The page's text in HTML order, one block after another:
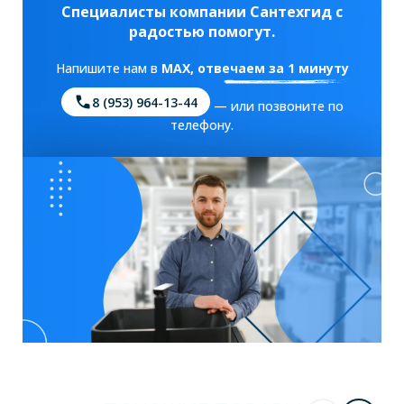
Специалисты компании Сантехгид с
радостью помогут.
Напишите нам в MAX, отвечаем за 1 минуту
8 (953) 964-13-44
— или позвоните по
телефону.